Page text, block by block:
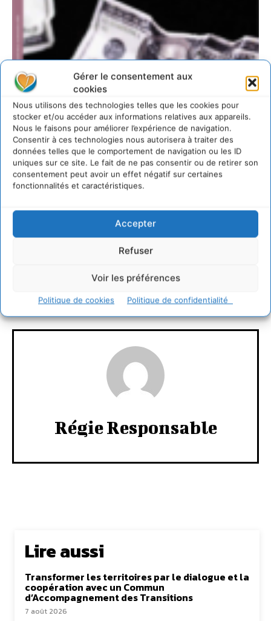
Gérer le consentement aux
cookies
Nous utilisons des technologies telles que les cookies pour
stocker et/ou accéder aux informations relatives aux appareils.
Nous le faisons pour améliorer l’expérience de navigation.
Consentir à ces technologies nous autorisera à traiter des
données telles que le comportement de navigation ou les ID
uniques sur ce site. Le fait de ne pas consentir ou de retirer son
consentement peut avoir un effet négatif sur certaines
fonctionnalités et caractéristiques.
Accepter
Refuser
Voir les préférences
Politique de cookies Politique de confidentialité
CONNECTER POUR LAISSER UN COMMENTAIRE
Régie Responsable
Lire aussi
Transformer les territoires par le dialogue et la
coopération avec un Commun
d’Accompagnement des Transitions
7 août 2026